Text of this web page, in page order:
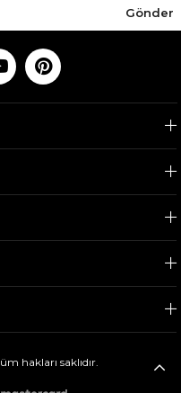
Gönder
hakları saklıdır.